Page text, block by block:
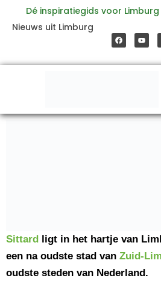
Dé inspiratiegids voor Limburg
Nieuws uit Limburg
a
c
e
o
o
u
t
b
Sittard ligt in het hartje van
een na oudste stad van Zuid-
oudste steden van Nederland.